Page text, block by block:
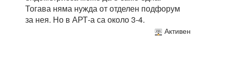
Тогава няма нужда от отделен подфорум
за нея. Но в АРТ-а са около 3-4.
Активен